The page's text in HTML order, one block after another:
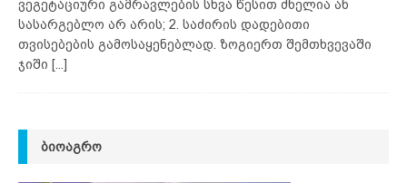
ვეგეტაციური გამრავლების სხვა წესით ძნელია ან
სასარგებლო არ არის; 2. საძირის დადებითი
თვისებების გამოსაყენებლად. ზოგიერთ შემთხვევაში
ჯიში [...]
ᲑᲘᲝᲐᲒᲠᲝ